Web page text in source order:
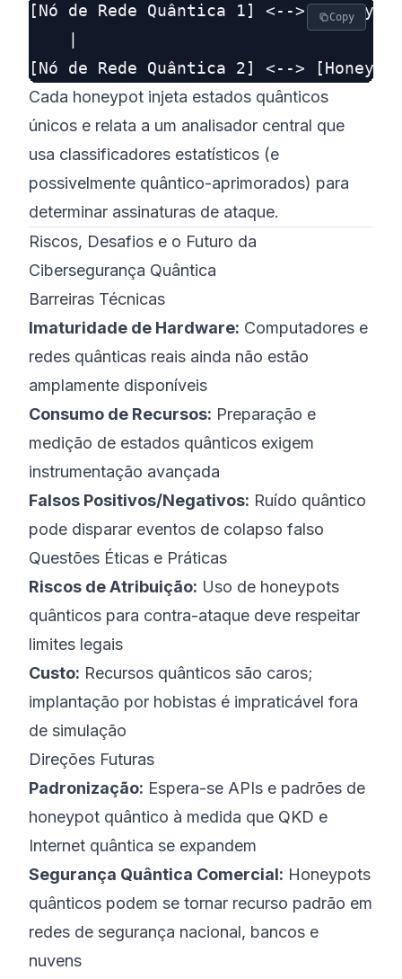
[Nó de Rede Quântica 1] <-->
Copy
Cada honeypot injeta estados quânticos
únicos e relata a um analisador central que
usa classificadores estatísticos (e
possivelmente quântico-aprimorados) para
determinar assinaturas de ataque.
Riscos, Desafios e o Futuro da
Cibersegurança Quântica
Barreiras Técnicas
Imaturidade de Hardware: Computadores e
redes quânticas reais ainda não estão
amplamente disponíveis
Consumo de Recursos: Preparação e
medição de estados quânticos exigem
instrumentação avançada
Falsos Positivos/Negativos: Ruído quântico
pode disparar eventos de colapso falso
Questões Éticas e Práticas
Riscos de Atribuição: Uso de honeypots
quânticos para contra-ataque deve respeitar
limites legais
Custo: Recursos quânticos são caros;
implantação por hobistas é impraticável fora
de simulação
Direções Futuras
Padronização: Espera-se APIs e padrões de
honeypot quântico à medida que QKD e
Internet quântica se expandem
Segurança Quântica Comercial: Honeypots
quânticos podem se tornar recurso padrão em
redes de segurança nacional, bancos e
nuvens